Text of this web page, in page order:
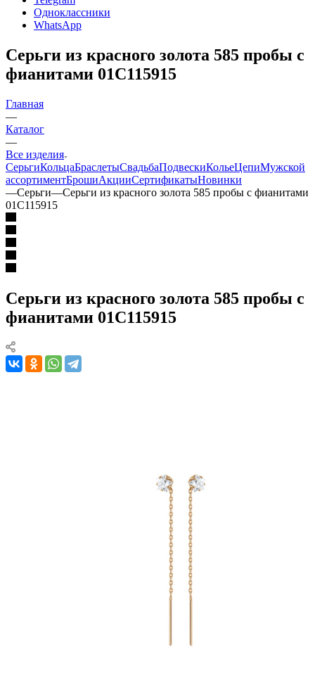
Одноклассники
WhatsApp
Серьги из красного золота 585 пробы с
фианитами 01С115915
Главная
—
Каталог
—
Все изделия
СерьгиКольцаБраслетыСвадьбаПодвескиКольеЦепиМужской
ассортиментБрошиАкцииСертификатыНовинки
—Серьги—Серьги из красного золота 585 пробы с фианитами
01С115915
Серьги из красного золота 585 пробы с
фианитами 01С115915